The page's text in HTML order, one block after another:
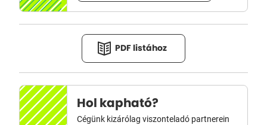
PDF listához
Hol kapható?
Cégünk kizárólag viszonteladó partnerein